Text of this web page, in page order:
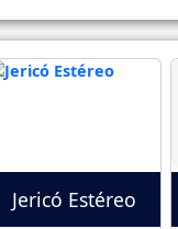
Jericó Estéreo